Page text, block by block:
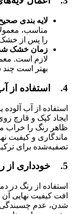
لایه ‌بندی
مناسب، معمولاً
را پس از خشک
زمان خشک
لازم است.
بهتر است چند
4. استفاده از آب آلوده و غیر بهداشتی
استفاده از آب
ایجاد کپک و قارچ
ظاهر رنگ را خراب
ماندگاری و کیفیت
تصفیه‌شده برای
5. خودداری از رنگ آمیزی دردمای زیر صفر
استفاده از رنگ در
افت کیفیت نهایی
شدن، عدم چسبندگی